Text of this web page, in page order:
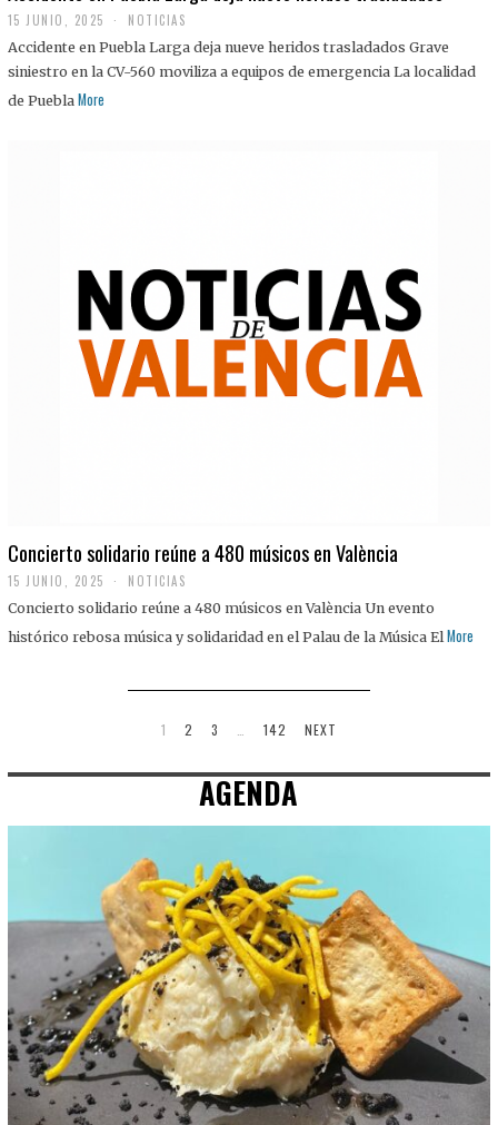
15 JUNIO, 2025 NOTICIAS
Accidente en Puebla Larga deja nueve heridos trasladados Grave
siniestro en la CV-560 moviliza a equipos de emergencia La localidad
de Puebla More
Concierto solidario reúne a 480 músicos en València
15 JUNIO, 2025 NOTICIAS
Concierto solidario reúne a 480 músicos en València Un evento
histórico rebosa música y solidaridad en el Palau de la Música El More
1 2 3 142 NEXT
AGENDA